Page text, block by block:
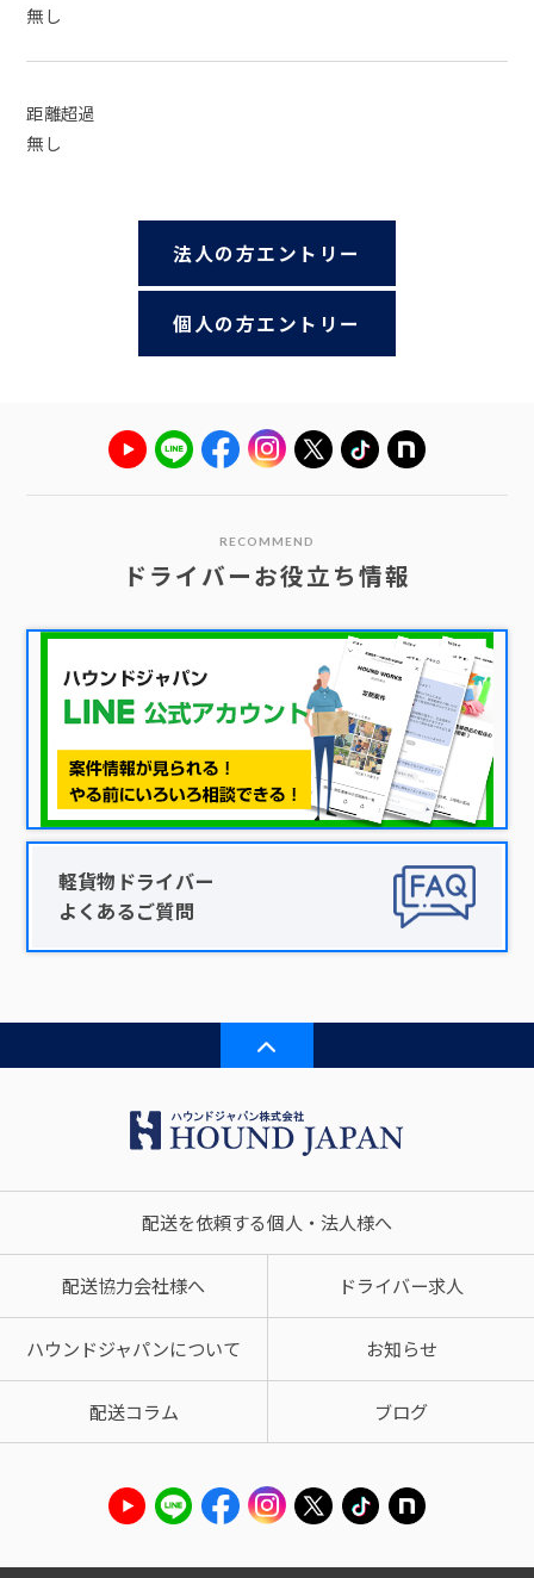
無し
距離超過
無し
法人の方エントリー
個人の方エントリー
RECOMMEND
ドライバーお役立ち情報
軽貨物ドライバー
よくあるご質問
配送を依頼する個人・法人様へ
配送協力会社様へ ドライバー求人
ハウンドジャパンについて お知らせ
配送コラム ブログ